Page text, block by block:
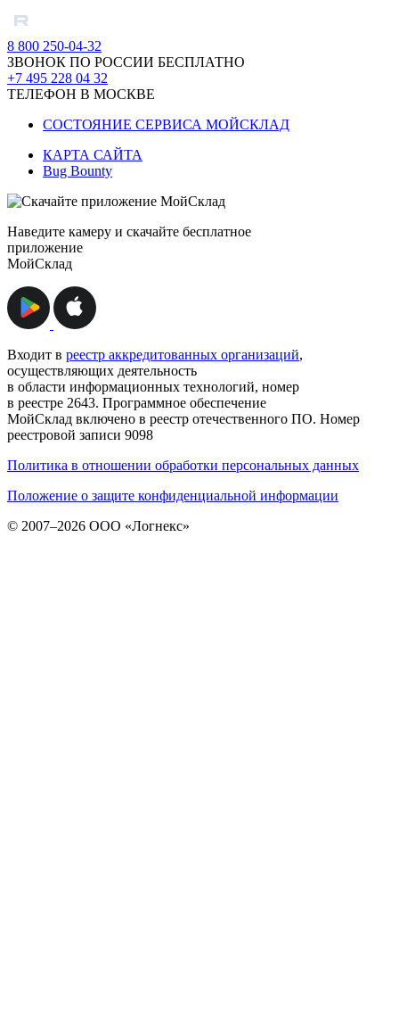
8 800 250-04-32
ЗВОНОК ПО РОССИИ БЕСПЛАТНО
+7 495 228 04 32
ТЕЛЕФОН В МОСКВЕ
СОСТОЯНИЕ СЕРВИСА МОЙСКЛАД
КАРТА САЙТА
Bug Bounty
Наведите камеру и скачайте бесплатное
приложение
МойСклад
Входит в реестр аккредитованных организаций,
осуществляющих деятельность
в области информационных технологий, номер
в реестре 2643. Программное обеспечение
МойСклад включено в реестр отечественного ПО. Номер
реестровой записи 9098
Политика в отношении обработки персональных данных
Положение о защите конфиденциальной информации
© 2007–2026 ООО «Логнекс»